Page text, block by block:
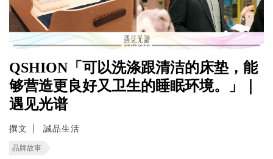
QSHION「可以洗涤跟清洁的床垫，能
够营造更良好又卫生的睡眠环境。」｜
遇见光谱
撰文 誠品生活
品牌故事